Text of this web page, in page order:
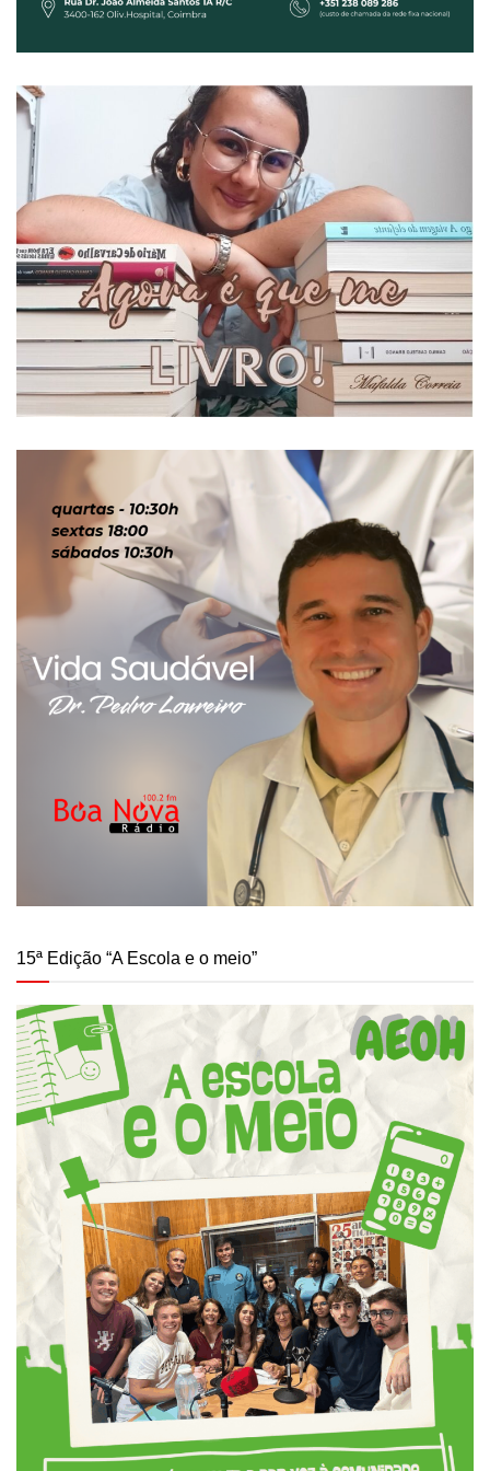
15ª Edição “A Escola e o meio”